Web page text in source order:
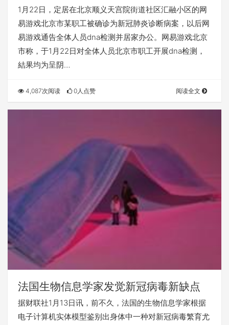
阴性，产业园区环境监测为呈阴性
1月22日，定居在北京顺义天宫院街道社区汇融小区的网
易游戏北京市某职工被确诊为新冠肺炎诊断病案，以后网
易游戏通告全体人员dna检测并居家办公。网易游戏北京
市称，于1月22日对全体人员北京市职工开展dna检测，
結果均为呈阴…
4,087次阅读 0人点赞 阅读全文
法国生物信息学家发觉新冠病毒新缺点
据财联社1月13日讯，前不久，法国的生物信息学家根据
电子计算机实体模型鉴别出身体中一种对新冠病毒繁育尤